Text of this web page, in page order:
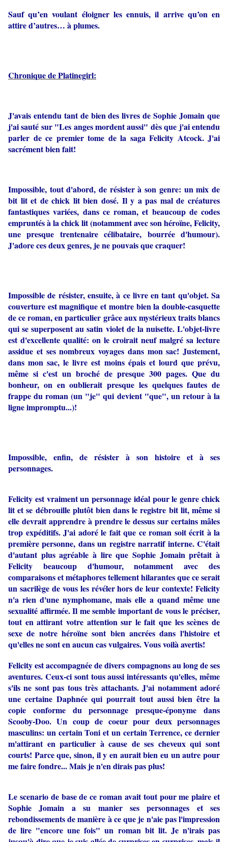
Sauf qu’en voulant éloigner les ennuis, il arrive qu’on en
attire d’autres… à plumes.
Chronique de Platinegirl:
J'avais entendu tant de bien des livres de Sophie Jomain que
j'ai sauté sur "Les anges mordent aussi" dès que j'ai entendu
parler de ce premier tome de la saga Felicity Atcock. J'ai
sacrément bien fait!
Impossible, tout d'abord, de résister à son genre: un mix de
bit lit et de chick lit bien dosé. Il y a pas mal de créatures
fantastiques variées, dans ce roman, et beaucoup de codes
empruntés à la chick lit (notamment avec son héroïne, Felicity,
une presque trentenaire célibataire, bourrée d'humour).
J'adore ces deux genres, je ne pouvais que craquer!
Impossible de résister, ensuite, à ce livre en tant qu'objet. Sa
couverture est magnifique et montre bien la double-casquette
de ce roman, en particulier grâce aux mystérieux traits blancs
qui se superposent au satin violet de la nuisette. L'objet-livre
est d'excellente qualité: on le croirait neuf malgré sa lecture
assidue et ses nombreux voyages dans mon sac! Justement,
dans mon sac, le livre est moins épais et lourd que prévu,
même si c'est un broché de presque 300 pages. Que du
bonheur, on en oublierait presque les quelques fautes de
frappe du roman (un "je" qui devient "que", un retour à la
ligne impromptu...)!
Impossible, enfin, de résister à son histoire et à ses
personnages.
Felicity est vraiment un personnage idéal pour le genre chick
lit et se débrouille plutôt bien dans le registre bit lit, même si
elle devrait apprendre à prendre le dessus sur certains mâles
trop expéditifs. J'ai adoré le fait que ce roman soit écrit à la
première personne, dans un registre narratif interne. C'était
d'autant plus agréable à lire que Sophie Jomain prêtait à
Felicity beaucoup d'humour, notamment avec des
comparaisons et métaphores tellement hilarantes que ce serait
un sacrilège de vous les révéler hors de leur contexte! Felicity
n'a rien d'une nymphomane, mais elle a quand même une
sexualité affirmée. Il me semble important de vous le préciser,
tout en attirant votre attention sur le fait que les scènes de
sexe de notre héroïne sont bien ancrées dans l'histoire et
qu'elles ne sont en aucun cas vulgaires. Vous voilà avertis!
Felicity est accompagnée de divers compagnons au long de ses
aventures. Ceux-ci sont tous aussi intéressants qu'elles, même
s'ils ne sont pas tous très attachants. J'ai notamment adoré
une certaine Daphnée qui pourrait tout aussi bien être la
copie conforme du personnage presque-éponyme dans
Scooby-Doo. Un coup de coeur pour deux personnages
masculins: un certain Toni et un certain Terrence, ce dernier
m'attirant en particulier à cause de ses cheveux qui sont
courts! Parce que, sinon, il y en aurait bien eu un autre pour
me faire fondre... Mais je n'en dirais pas plus!
Le scenario de base de ce roman avait tout pour me plaire et
Sophie Jomain a su manier ses personnages et ses
rebondissements de manière à ce que je n'aie pas l'impression
de lire "encore une fois" un roman bit lit. Je n'irais pas